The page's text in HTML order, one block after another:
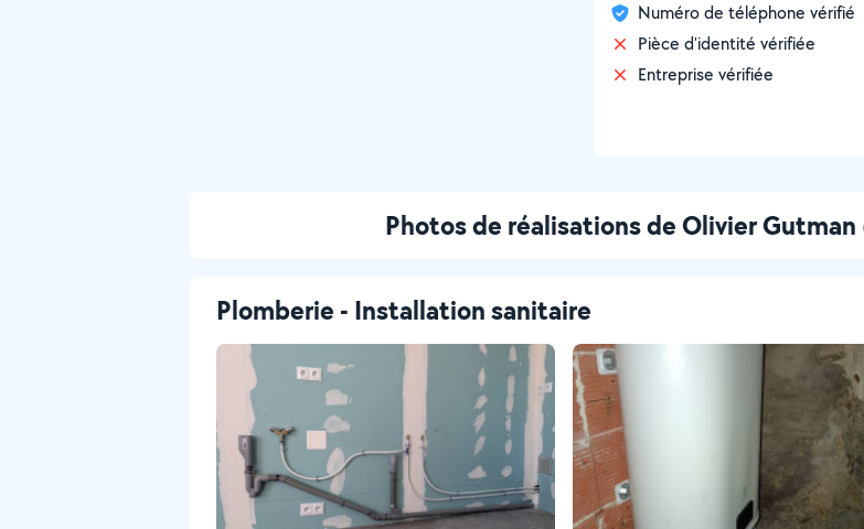
Numéro de téléphone vérifié
Pièce d'identité vérifiée
Entreprise vérifiée
Photos de réalisations de Olivier Gutman
Plomberie - Installation sanitaire